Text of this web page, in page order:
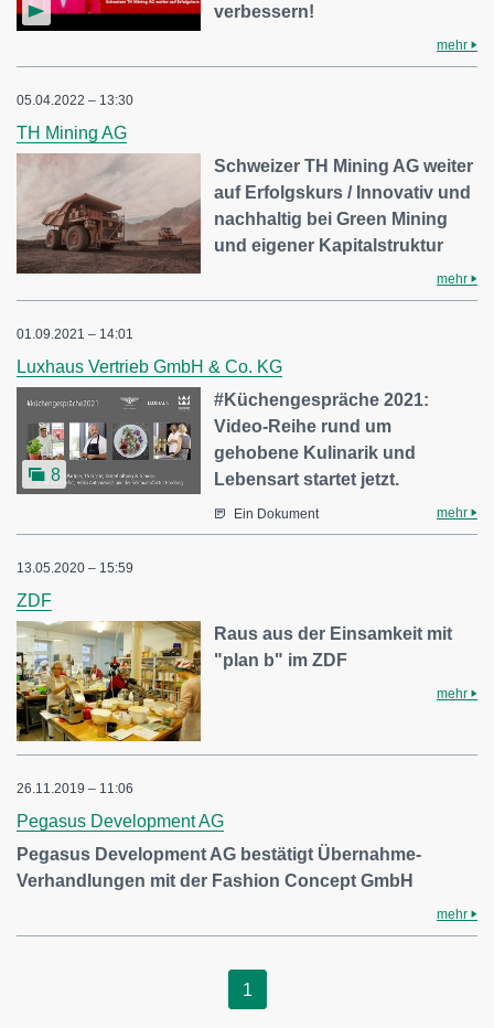
verbessern!
mehr
05.04.2022 – 13:30
TH Mining AG
Schweizer TH Mining AG weiter
auf Erfolgskurs / Innovativ und
nachhaltig bei Green Mining
und eigener Kapitalstruktur
mehr
01.09.2021 – 14:01
Luxhaus Vertrieb GmbH & Co. KG
8
#Küchengespräche 2021:
Video-Reihe rund um
gehobene Kulinarik und
Lebensart startet jetzt.
Ein Dokument mehr
13.05.2020 – 15:59
ZDF
Raus aus der Einsamkeit mit
"plan b" im ZDF
mehr
26.11.2019 – 11:06
Pegasus Development AG
Pegasus Development AG bestätigt Übernahme-
Verhandlungen mit der Fashion Concept GmbH
mehr
1